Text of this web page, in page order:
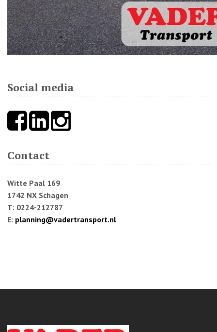
Social media
Contact
Witte Paal 169
1742 NX Schagen
T: 0224-212787
E: planning@vadertransport.nl